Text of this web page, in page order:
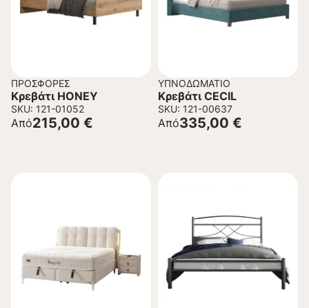
ΠΡΟΣΦΟΡΈΣ
Κρεβάτι HONEY
SKU: 121-01052
Από215,00 €
ΥΠΝΟΔΩΜΆΤΙΟ
Κρεβάτι CECIL
SKU: 121-00637
Από335,00 €